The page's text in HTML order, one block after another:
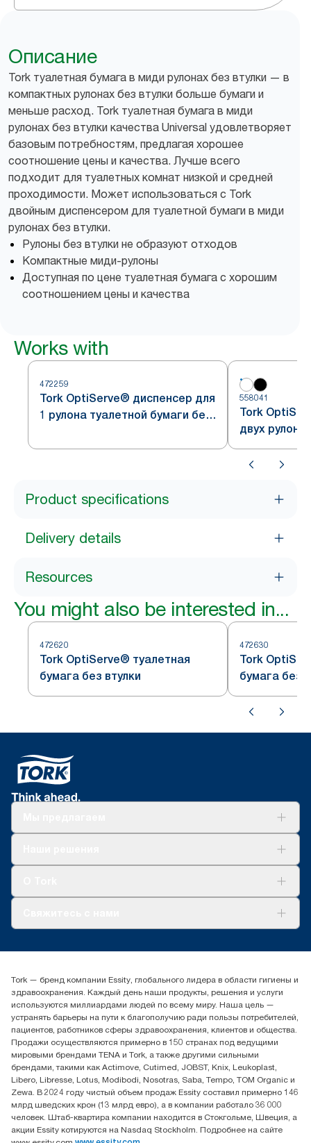
Описание
Tork туалетная бумага в миди рулонах без втулки — в
компактных рулонах без втулки больше бумаги и
меньше расход. Tork туалетная бумага в миди
рулонах без втулки качества Universal удовлетворяет
базовым потребностям, предлагая хорошее
соотношение цены и качества. Лучше всего
подходит для туалетных комнат низкой и средней
проходимости. Может использоваться с Tork
двойным диспенсером для туалетной бумаги в миди
рулонах без втулки.
Рулоны без втулки не образуют отходов
Компактные миди-рулоны
Доступная по цене туалетная бумага с хорошим
соотношением цены и качества
Works with
472259
Tork OptiServe® диспенсер для
1 рулона туалетной бумаги без
558041
Tork
двух
без втулки
Product specifications
Delivery details
Resources
You might also be interested in...
472620
Tork OptiServe® туалетная
бумага без втулки
472630
Tork
бумага без
(+7) 777 779 0095
Контакты на рынках СНГ
ООО «Эссити», Представительство в Казахстане Пр.
Достык, 210, 2 блок, 3 этаж,
офис №32 050051, г.
Алматы, Казахстан
Tork — бренд компании Essity, глобального лидера в области гигиены и
здравоохранения. Каждый день наши продукты, решения и услуги
используются миллиардами людей по всему миру. Наша цель —
устранять барьеры на пути к благополучию ради пользы потребителей,
пациентов, работников сферы здравоохранения, клиентов и общества.
Продажи осуществляются примерно в 150 странах под ведущими
мировыми брендами TENA и Tork, а также другими сильными
брендами, такими как Actimove, Cutimed, JOBST, Knix, Leukoplast,
Libero, Libresse, Lotus, Modibodi, Nosotras, Saba, Tempo, TOM Organic и
Zewa. В 2024 году чистый объем продаж Essity составил примерно 146
млрд шведских крон (13 млрд евро), а в компании работало 36 000
человек. Штаб-квартира компании находится в Стокгольме, Швеция, а
акции Essity котируются на Nasdaq Stockholm. Подробнее на сайте